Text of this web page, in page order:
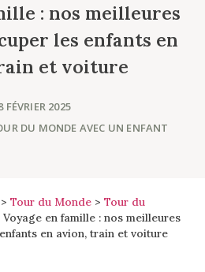
: nos meilleures
les enfants en
et voiture
FÉVRIER 2025
DU MONDE AVEC UN ENFANT
> Tour du Monde > Tour du
Voyage en famille : nos meilleures
en avion, train et voiture